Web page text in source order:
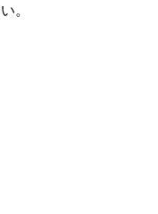
。